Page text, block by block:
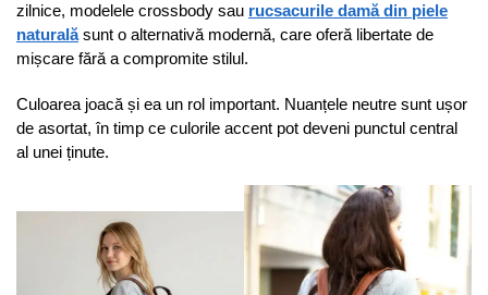
zilnice, modelele crossbody sau rucsacurile damă din piele
naturalăsunt o alternativă modernă, care oferă libertate de
mișcare fără a compromite stilul.
Culoarea joacă și ea un rol important. Nuanțele neutre sunt ușor
de asortat, în timp ce culorile accent pot deveni punctul central
al unei ținute.